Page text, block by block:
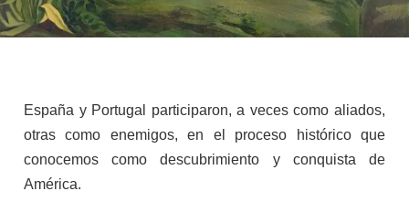
España y Portugal participaron, a veces como aliados,
otras como enemigos, en el proceso histórico que
conocemos como descubrimiento y conquista de
América.